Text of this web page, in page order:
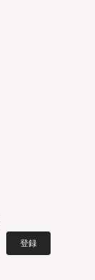
登録